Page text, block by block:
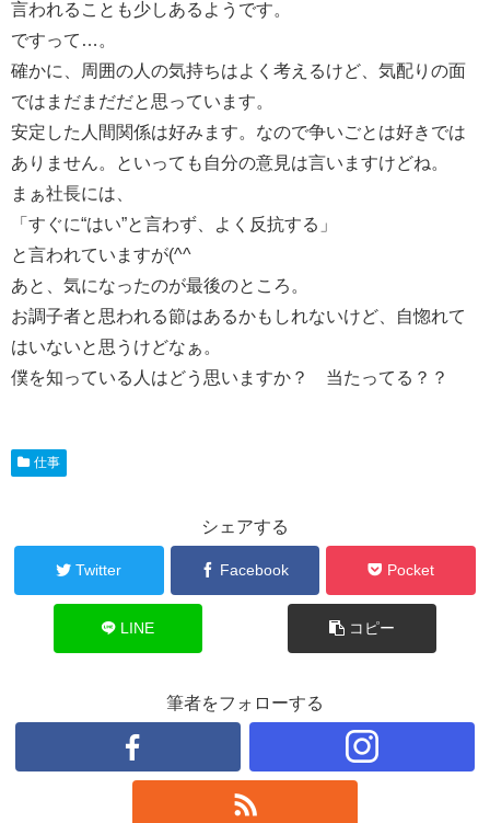
言われることも少しあるようです。
ですって…。
確かに、周囲の人の気持ちはよく考えるけど、気配りの面
ではまだまだだと思っています。
安定した人間関係は好みます。なので争いごとは好きでは
ありません。といっても自分の意見は言いますけどね。
まぁ社長には、
「すぐに“はい”と言わず、よく反抗する」
と言われていますが(^^ゞ
あと、気になったのが最後のところ。
お調子者と思われる節はあるかもしれないけど、自惚れて
はいないと思うけどなぁ。
僕を知っている人はどう思いますか？ 当たってる？？
仕事
シェアする
Twitter Facebook Pocket
LINE コピー
筆者をフォローする